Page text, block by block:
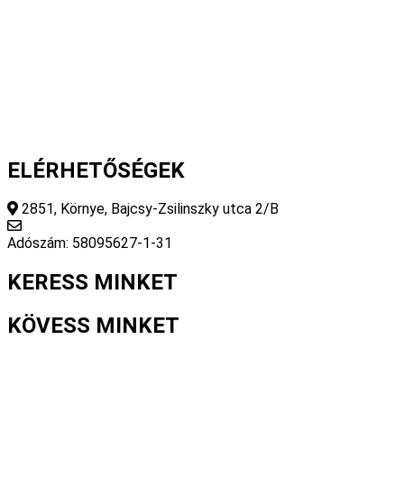
ELÉRHETŐSÉGEK
2851, Környe, Bajcsy-Zsilinszky utca 2/B
Adószám: 58095627-1-31
KERESS MINKET
KÖVESS MINKET